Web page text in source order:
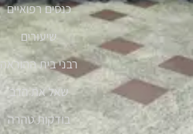
כנסים רפואיים
שיעורים
רבני בית ההוראה
שאל את הרב
בודקות טהרה